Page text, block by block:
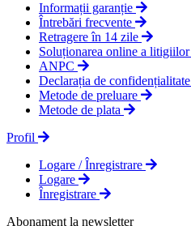
Informații garanție
Întrebări frecvente
Retragere în 14 zile
Soluționarea online a litigiilor
ANPC
Declarația de confidențialitate
Metode de preluare
Metode de plata
Profil
Logare / Înregistrare
Logare
Înregistrare
Abonament la newsletter